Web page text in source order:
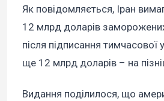
Як повідомляється, Іран
12 млрд доларів
після підписання тимчасової
ще 12 млрд доларів – на
Видання поділилося, що